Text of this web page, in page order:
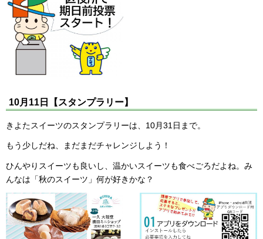
10月11日【スタンプラリー】
きよたスイーツのスタンプラリーは、10月31日まで。
もう少しだね、まだまだチャレンジしよう！
ひんやりスイーツも良いし、温かいスイーツも食べごろだよね。み
んなは「秋のスイーツ」何が好きかな？